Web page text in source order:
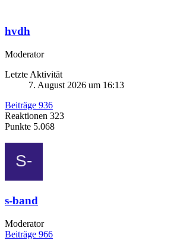
hvdh
Moderator
Letzte Aktivität
7. August 2026 um 16:13
Beiträge 936
Reaktionen 323
Punkte 5.068
s-band
Moderator
Beiträge 966